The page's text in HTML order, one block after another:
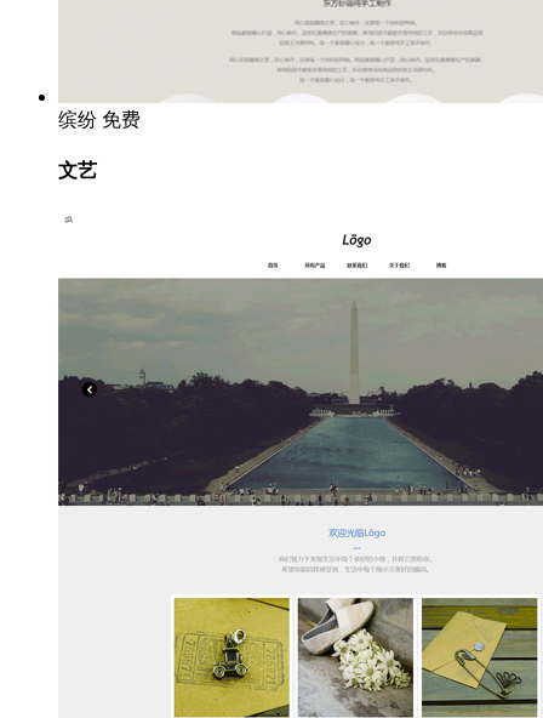
缤纷 免费
文艺